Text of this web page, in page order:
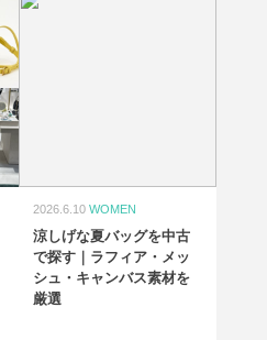
2026.6.10 WOMEN
涼しげな夏バッグを中古
で探す｜ラフィア・メッ
シュ・キャンバス素材を
厳選